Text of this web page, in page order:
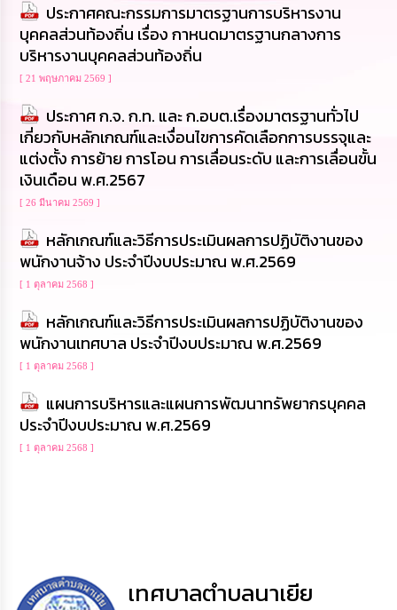
การ
จัด
ซื้อ
จัด
จ้าง
การ
เงิน
การ
คลัง
นโยบาย
No
Gift
Policy
การ
ดำเนิน
การ
เพื่อ
ป้องกัน
การ
ทุจริต
ประกาศคณะกรรมการมาตรฐานการบริหารงาน
บุคคลส่วนท้องถิ่น เรื่อง กาหนดมาตรฐานกลางการ
บริหารงานบุคคลส่วนท้องถิ่น
[ 21 พฤษภาคม 2569 ]
ประกาศ ก.จ. ก.ท. และ ก.อบต.เรื่องมาตรฐานทั่วไป
เกี่ยวกับหลักเกณฑ์และเงื่อนไขการคัดเลือกการบรรจุและ
แต่งตั้ง การย้าย การโอน การเลื่อนระดับ และการเลื่อนขั้น
เงินเดือน พ.ศ.2567
[ 26 มีนาคม 2569 ]
หลักเกณฑ์และวิธีการประเมินผลการปฏิบัติงานของ
พนักงานจ้าง ประจำปีงบประมาณ พ.ศ.2569
[ 1 ตุลาคม 2568 ]
หลักเกณฑ์และวิธีการประเมินผลการปฏิบัติงานของ
พนักงานเทศบาล ประจำปีงบประมาณ พ.ศ.2569
[ 1 ตุลาคม 2568 ]
แผนการบริหารและแผนการพัฒนาทรัพยากรบุคคล
ประจำปีงบประมาณ พ.ศ.2569
[ 1 ตุลาคม 2568 ]
เทศบาลตำบลนาเยีย